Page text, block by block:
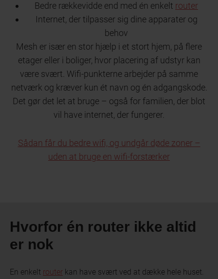
Bedre rækkevidde end med én enkelt router
Internet, der tilpasser sig dine apparater og
behov
Mesh er især en stor hjælp i et stort hjem, på flere
etager eller i boliger, hvor placering af udstyr kan
være svært. Wifi-punkterne arbejder på samme
netværk og kræver kun ét navn og én adgangskode.
Det gør det let at bruge – også for familien, der blot
vil have internet, der fungerer.
Sådan får du bedre wifi, og undgår døde zoner –
uden at bruge en wifi-forstærker
Hvorfor én router ikke altid
er nok
En enkelt router kan have svært ved at dække hele huset.